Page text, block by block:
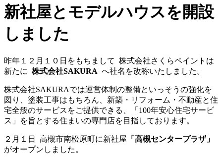
新社屋とモデルハウスを開設
しました
昨年１２月１０日をもちまして 株式会社さくらペイントは
新たに 株式会社SAKURA へ社名を改称いたしました。
株式会社SAKURAでは運営体制の整備といっそうの強化を
図り、塗装工事はもちろん、新築・リフォーム・不動産と住
宅全般のサービスをご提供できる、「100年安心住宅サービ
ス」を旨とする住まいの専門店を目指しております。
２月１日 高槻市南松原町に新社屋 「高槻センタープラザ」
がオープンしました。